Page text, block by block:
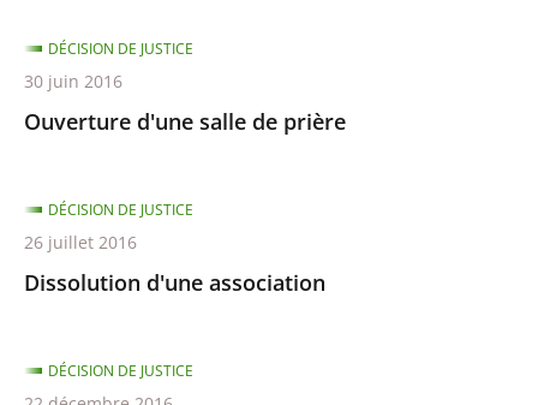
Ouverture d'une salle de prière
DÉCISION DE JUSTICE
30 juin 2016
Dissolution d'une association
DÉCISION DE JUSTICE
26 juillet 2016
DÉCISION DE JUSTICE